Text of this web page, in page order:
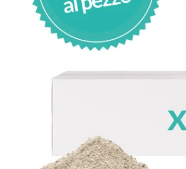
supporto 0 in modalità modale